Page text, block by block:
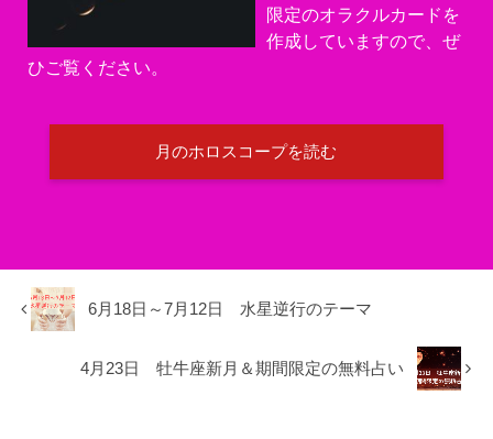
限定のオラクルカードを
作成していますので、ぜ
ひご覧ください。
月のホロスコープを読む
6月18日～7月12日 水星逆行のテーマ
4月23日 牡牛座新月＆期間限定の無料占い